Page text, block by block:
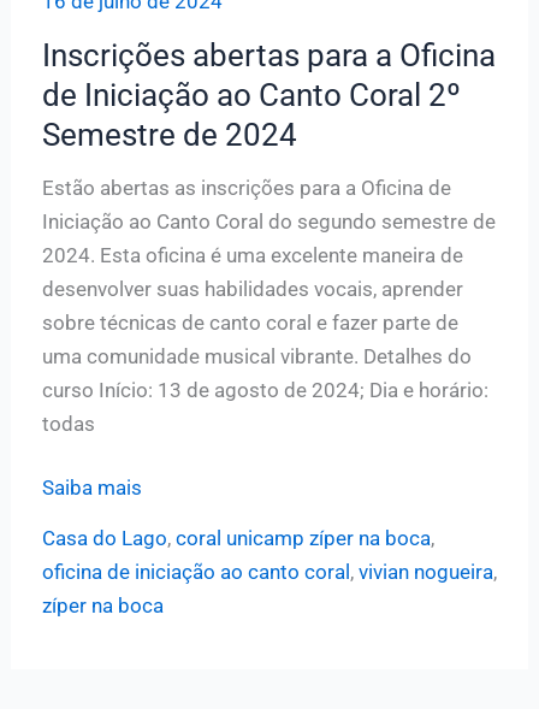
Inscrições abertas para a Oficina
de Iniciação ao Canto Coral 2º
Semestre de 2024
Estão abertas as inscrições para a Oficina de
Iniciação ao Canto Coral do segundo semestre de
2024. Esta oficina é uma excelente maneira de
desenvolver suas habilidades vocais, aprender
sobre técnicas de canto coral e fazer parte de
uma comunidade musical vibrante. Detalhes do
curso Início: 13 de agosto de 2024; Dia e horário:
todas
Inscrições
Oficina
Saiba mais
Casa do Lago, coral unicamp zíper na boca,
oficina de iniciação ao canto coral, vivian nogueira,
zíper na boca